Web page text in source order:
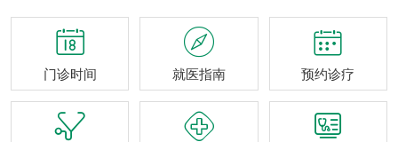

门诊时间

就医指南

预约诊疗
  